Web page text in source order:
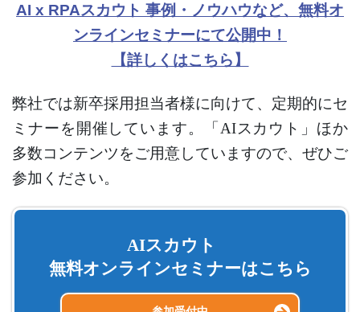
AI x RPAスカウト 事例・ノウハウなど、無料オ
ンラインセミナーにて公開中！
【詳しくはこちら】
弊社では新卒採用担当者様に向けて、定期的にセ
ミナーを開催しています。「AIスカウト」ほか
多数コンテンツをご用意していますので、ぜひご
参加ください。
AIスカウト
無料オンラインセミナーはこちら